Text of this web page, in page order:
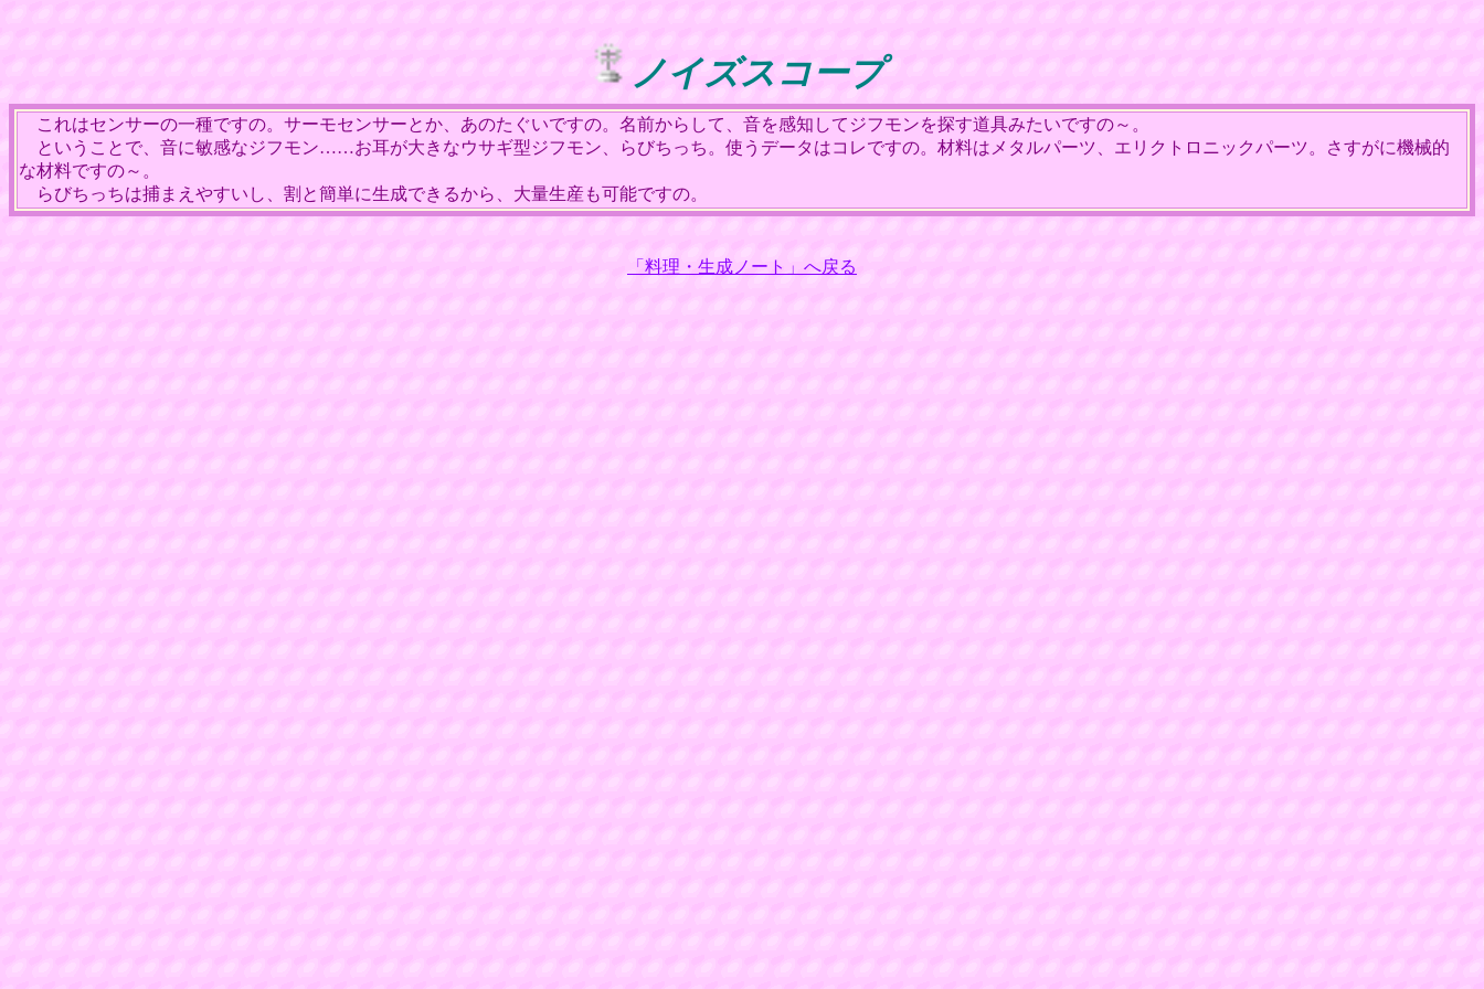
ノイズスコープ
これはセンサーの一種ですの。サーモセンサーとか、あのたぐいですの。名前からして、音を感知してジフモンを探す道具みたいですの～。
ということで、音に敏感なジフモン……お耳が大きなウサギ型ジフモン、らびちっち。使うデータはコレですの。材料はメタルパーツ、エリクトロニックパーツ。さすがに機械的
な材料ですの～。
らびちっちは捕まえやすいし、割と簡単に生成できるから、大量生産も可能ですの。
「料理・生成ノート」へ戻る